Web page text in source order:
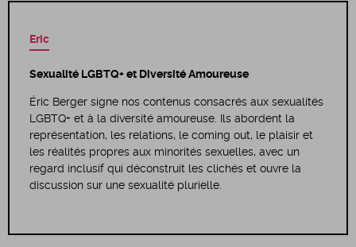
Eric
Sexualité LGBTQ+ et Diversité Amoureuse
Éric Berger signe nos contenus consacrés aux sexualités
LGBTQ+ et à la diversité amoureuse. Ils abordent la
représentation, les relations, le coming out, le plaisir et
les réalités propres aux minorités sexuelles, avec un
regard inclusif qui déconstruit les clichés et ouvre la
discussion sur une sexualité plurielle.